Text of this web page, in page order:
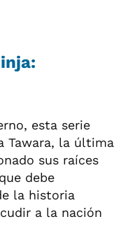
esta serie
Tawara, la última
sus raíces
debe
la historia
a la nación